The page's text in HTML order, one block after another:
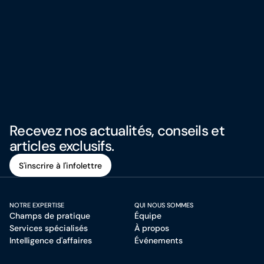
Recevez nos actualités, conseils et
articles exclusifs.
S'inscrire à l'infolettre
NOTRE EXPERTISE
Champs de pratique
Services spécialisés
Intelligence d'affaires
QUI NOUS SOMMES
Équipe
À propos
Événements